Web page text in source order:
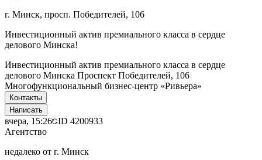
г. Минск, просп. Победителей, 106
Инвестиционный актив премиального класса в сердце
делового Минска!
Инвестиционный актив премиального класса в сердце
делового Минска Проспект Победителей, 106
Многофункциональный бизнес-центр «Ривьера»
Контакты
Написать
вчера, 15:26 ID 4200933
Агентство
недалеко от г. Минск